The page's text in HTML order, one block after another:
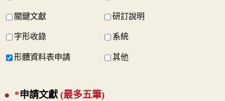
關鍵文獻 研訂說明
字形收錄 系統
形體資料表申請 其他
*申請文獻(最多五筆)